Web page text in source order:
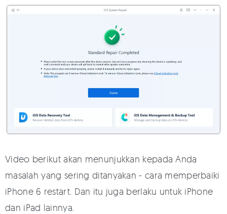
Video berikut akan menunjukkan kepada Anda
masalah yang sering ditanyakan - cara memperbaiki
iPhone 6 restart. Dan itu juga berlaku untuk iPhone
dan iPad lainnya.